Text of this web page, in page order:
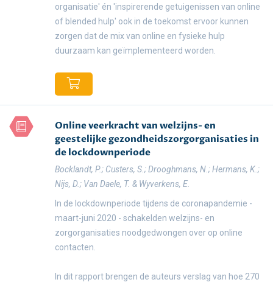
organisatie' én 'inspirerende getuigenissen van online
of blended hulp' ook in de toekomst ervoor kunnen
zorgen dat de mix van online en fysieke hulp
duurzaam kan geïmplementeerd worden.
Online veerkracht van welzijns- en
geestelijke gezondheidszorgorganisaties in
de lockdownperiode
Bocklandt, P.; Custers, S.; Drooghmans, N.; Hermans, K.;
Nijs, D.; Van Daele, T. & Wyverkens, E.
In de lockdownperiode tijdens de coronapandemie -
maart-juni 2020 - schakelden welzijns- en
zorgorganisaties noodgedwongen over op online
contacten.
In dit rapport brengen de auteurs verslag van hoe 270